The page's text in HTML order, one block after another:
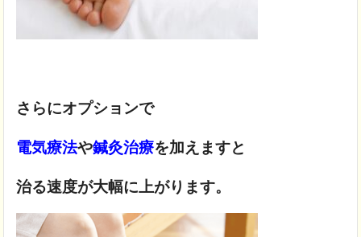
さらにオプションで
電気療法や鍼灸治療を加えますと
治る速度が大幅に上がります。